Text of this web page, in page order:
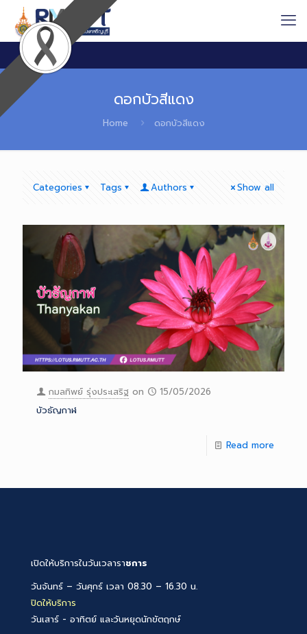
ดอกบัวสีแดง
Home ดอกบัวสีแดง
Categories Tags Authors Show all
กมลทิพย์ รุ่งประเสริฐ on
15/05/2026
บัวธัญกาฬ
Read more
เปิดให้บริการในวันเวลาราชการ
วันจันทร์ – วันศุกร์ เวลา 08.30 – 16.30 น.
ปิดให้บริการ
วันเสาร์ - อาทิตย์ และวันหยุดนักขัตฤกษ์